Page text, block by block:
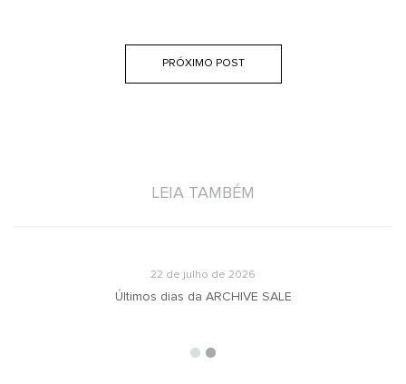
PRÓXIMO POST
LEIA TAMBÉM
22 de julho de 2026
Últimos dias da ARCHIVE SALE